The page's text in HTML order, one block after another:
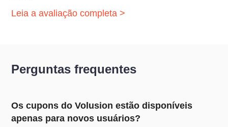
Leia a avaliação completa >
Perguntas frequentes
Os cupons do Volusion estão disponíveis
apenas para novos usuários?